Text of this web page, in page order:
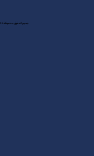
جميع الحقوق محفوظة لـ Steady Pace 2025